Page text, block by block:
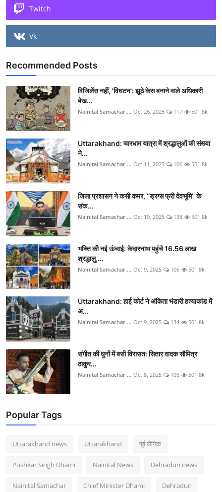
Twitch
Vk
Recommended Posts
विजिलेंस नहीं, 'विघटन': झूठे केस बनाने वाले अधिकारी
बेख...
Nainital Samachar ... Oct 26, 2025 117 501.8k
Uttarakhand: चारधाम यात्रा में श्रद्धालुओं की संख्या
ने...
Nainital Samachar ... Oct 11, 2025 100 501.8k
जिला प्रशासन ने कसी कमर, ‘‘ड्रग्स फ्री देवभूमि’’ के
संक...
Nainital Samachar ... Oct 10, 2025 138 501.8k
भक्ति की नई ऊंचाई: केदारनाथ पहुंचे 16.56 लाख
श्रद्धालु,...
Nainital Samachar ... Oct 9, 2025 106 501.8k
Uttarakhand: हाई कोर्ट ने अंकिता भंडारी हत्याकांड में
अ...
Nainital Samachar ... Oct 9, 2025 134 501.8k
संगीत की धुनों में बसी विरासत: सितार वादक सौमित्र
ठाकुर...
Nainital Samachar ... Oct 8, 2025 105 501.8k
Popular Tags
Uttarakhand news Uttarakhand पूर्व सैनिक
Pushkar Singh Dhami Nainital News Dehradun news
Nainital Samachar Chief Minister Dhami Dehradun